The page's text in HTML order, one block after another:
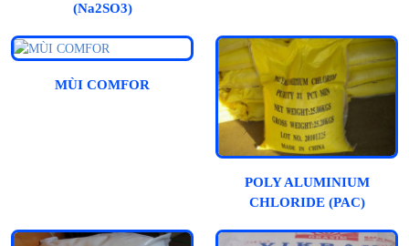
(Na2SO3)
MÙI COMFOR
POLY ALUMINIUM
CHLORIDE (PAC)